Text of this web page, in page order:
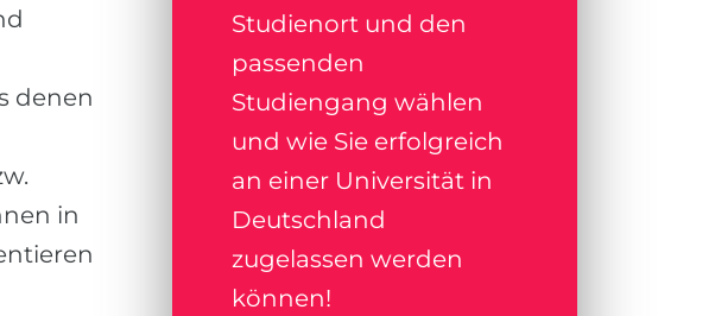
denen
in
Studienort und den
passenden
Studiengang wählen
und wie Sie erfolgreich
an einer Universität in
Deutschland
zugelassen werden
können!